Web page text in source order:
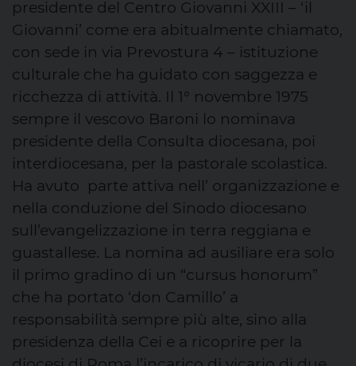
presidente del Centro Giovanni XXIII – ‘il
Giovanni’ come era abitualmente chiamato,
con sede in via Prevostura 4 – istituzione
culturale che ha guidato con saggezza e
ricchezza di attività. Il 1° novembre 1975
sempre il vescovo Baroni lo nominava
presidente della Consulta diocesana, poi
interdiocesana, per la pastorale scolastica.
Ha avuto parte attiva nell’ organizzazione e
nella conduzione del Sinodo diocesano
sull’evangelizzazione in terra reggiana e
guastallese. La nomina ad ausiliare era solo
il primo gradino di un “cursus honorum”
che ha portato ‘don Camillo’ a
responsabilità sempre più alte, sino alla
presidenza della Cei e a ricoprire per la